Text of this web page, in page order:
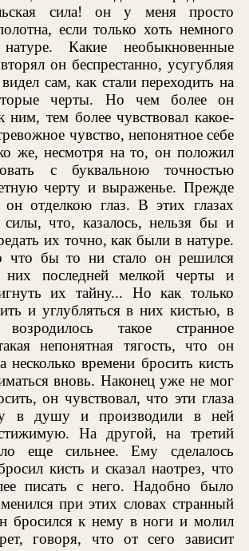
сила! он у меня просто
если только хоть немного
Какие необыкновенные
он беспрестанно, усугубляя
сам, как стали переходить на
черты. Но чем более он
ним, тем более чувствовал какое-
чувство, непонятное себе
же, несмотря на то, он положил
с буквальною точностью
черту и выраженье. Прежде
он отделкою глаз. В этих глазах
что, казалось, нельзя бы и
их точно, как были в натуре.
что бы то ни стало он решился
них последней мелкой черты и
их тайну... Но как только
и углубляться в них кистью, в
такое странное
непонятная тягость, что он
времени бросить кисть
вновь. Наконец уже не мог
он чувствовал, что эти глаза
в душу и производили в ней
На другой, на третий
еще сильнее. Ему сделалось
кисть и сказал наотрез, что
писать с него. Надобно было
при этих словах странный
бросился к нему в ноги и молил
говоря, что от сего зависит